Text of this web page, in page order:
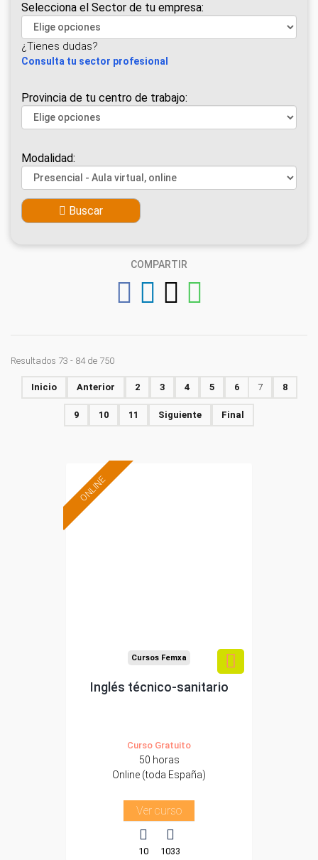
Selecciona el Sector de tu empresa:
¿Tienes dudas?
Consulta tu sector profesional
Provincia de tu centro de trabajo:
Modalidad:
Buscar
COMPARTIR
Resultados 73 - 84 de 750
Inicio Anterior 2 3 4 5 6 7 8
9 10 11 Siguiente Final
ONLINE
Cursos Femxa
Inglés técnico-sanitario
Curso Gratuito
50 horas
Online (toda España)
Ver curso
10 1033